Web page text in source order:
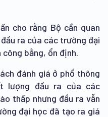
cho rằng Bộ cần quan
ra của các trường đại
bằng, ổn định.
đánh giá ở phổ thông
lượng đầu ra của các
thấp nhưng đầu ra vẫn
đại học đã tạo ra giá